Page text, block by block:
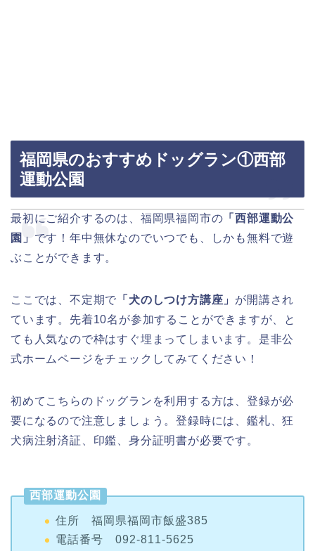
福岡県のおすすめドッグラン①西部
運動公園
最初にご紹介するのは、福岡県福岡市の 「西部運動公
園」 です！年中無休なのでいつでも、しかも無料で遊
ぶことができます。
ここでは、不定期で 「犬のしつけ方講座」 が開講され
ています。先着10名が参加することができますが、と
ても人気なので枠はすぐ埋まってしまいます。是非公
式ホームページをチェックしてみてください！
初めてこちらのドッグランを利用する方は、登録が必
要になるので注意しましょう。登録時には、鑑札、狂
犬病注射済証、印鑑、身分証明書が必要です。
西部運動公園
住所 福岡県福岡市飯盛385
電話番号 092-811-5625